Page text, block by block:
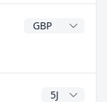
CAGR Jahre